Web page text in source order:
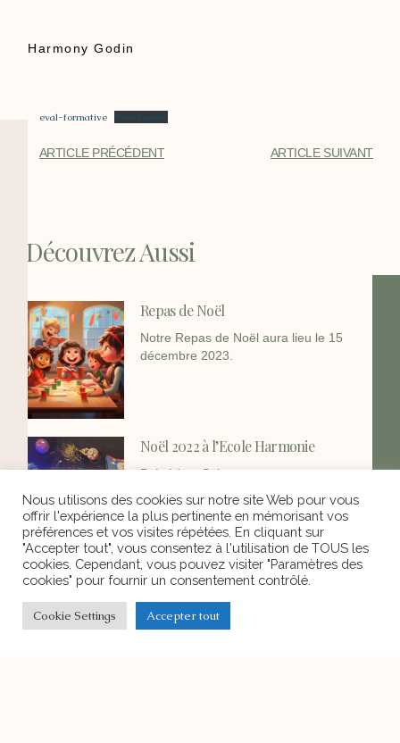
Harmony Godin
eval-formative Télécharger
ARTICLE PRÉCÉDENT ARTICLE SUIVANT
Découvrez Aussi
Repas de Noël
Notre Repas de Noël aura lieu le 15
décembre 2023.
Noël 2022 à l’Ecole Harmonie
Précédent Suivant
Portes ouvertes
Deux possibilités s’offrent à vous pour
découvrir l’Ecole Harmonie :
Nous utilisons des cookies sur notre site Web pour vous
offrir l'expérience la plus pertinente en mémorisant vos
préférences et vos visites répétées. En cliquant sur
"Accepter tout", vous consentez à l'utilisation de TOUS les
cookies. Cependant, vous pouvez visiter "Paramètres des
cookies" pour fournir un consentement contrôlé.
Cookie Settings Accepter tout